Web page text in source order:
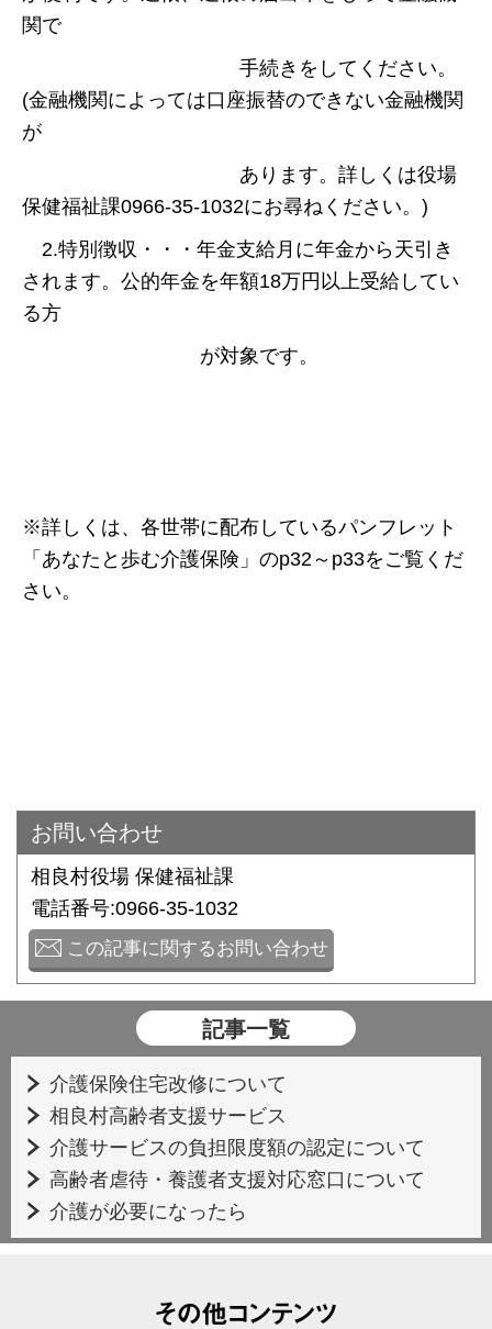
関で
手続きをしてください。
(金融機関によっては口座振替のできない金融機関
が
あります。詳しくは役場
保健福祉課0966-35-1032にお尋ねください。)
2.特別徴収・・・年金支給月に年金から天引き
されます。公的年金を年額18万円以上受給してい
る方
が対象です。
※詳しくは、各世帯に配布しているパンフレット
「あなたと歩む介護保険」のp32～p33をご覧くだ
さい。
お問い合わせ
相良村役場 保健福祉課
電話番号:0966-35-1032
この記事に関するお問い合わせ
記事一覧
介護保険住宅改修について
相良村高齢者支援サービス
介護サービスの負担限度額の認定について
高齢者虐待・養護者支援対応窓口について
介護が必要になったら